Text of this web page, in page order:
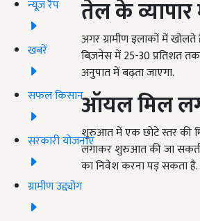
न्यूज़ रैप
खबरें
सफल किसान
सरकारी योजनाएं
ग्रामीण उद्द्योग
तेल के
अगर ग्रामीण इलाकों में
बिज़नेस में 25-30 प्रतिशत
अनुपात में बढ़ता जाएगा.
ऑयल मिल
शुरुआत में एक छोटे स्तर की
लगाकर शुरुआत की जा सकती
का निवेश करना पड़ सकता